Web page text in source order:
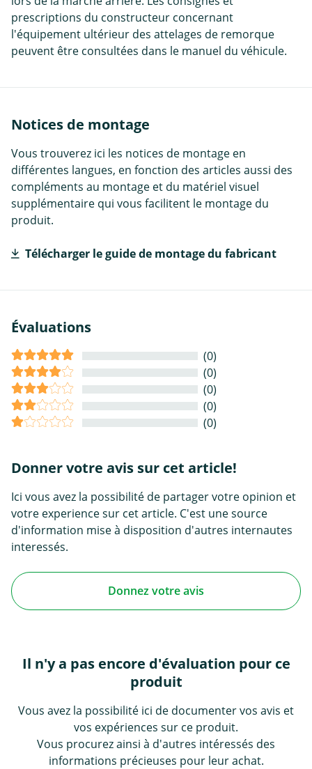
prescriptions du constructeur concernant
l'équipement ultérieur des attelages de remorque
peuvent être consultées dans le manuel du véhicule.
Notices de montage
Vous trouverez ici les notices de montage en
différentes langues, en fonction des articles aussi des
compléments au montage et du matériel visuel
supplémentaire qui vous facilitent le montage du
produit.
Télécharger le guide de montage du fabricant
Évaluations
(0)
(0)
(0)
(0)
(0)
Donner votre avis sur cet article!
Ici vous avez la possibilité de partager votre opinion et
votre experience sur cet article. C'est une source
d'information mise à disposition d'autres internautes
interessés.
Donnez votre avis
Il n'y a pas encore d'évaluation pour ce
produit
Vous avez la possibilité ici de documenter vos avis et
vos expériences sur ce produit.
Vous procurez ainsi à d'autres intéressés des
informations précieuses pour leur achat.